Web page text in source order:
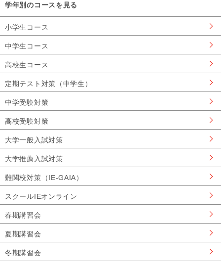
学年別のコースを見る
小学生コース
中学生コース
高校生コース
定期テスト対策（中学生）
中学受験対策
高校受験対策
大学一般入試対策
大学推薦入試対策
難関校対策（IE-GAIA）
スクールIEオンライン
春期講習会
夏期講習会
冬期講習会